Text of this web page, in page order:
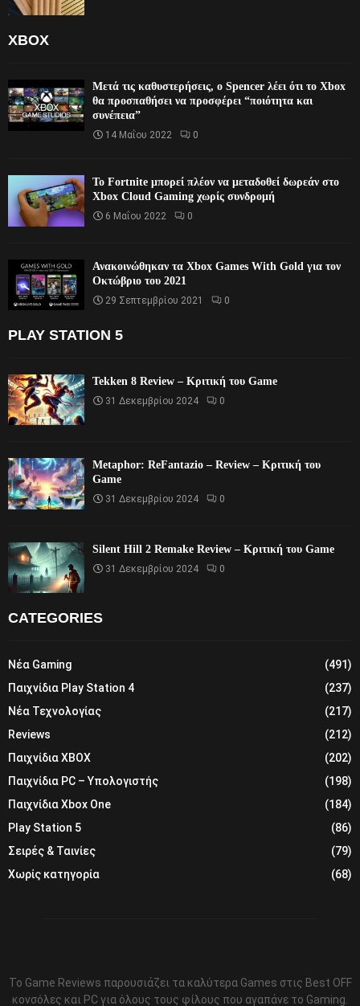
XBOX
Μετά τις καθυστερήσεις, ο Spencer λέει ότι το Xbox
θα προσπαθήσει να προσφέρει “ποιότητα και
συνέπεια”
14 Μαΐου 2022 0
Το Fortnite μπορεί πλέον να μεταδοθεί δωρεάν στο
Xbox Cloud Gaming χωρίς συνδρομή
6 Μαΐου 2022 0
Ανακοινώθηκαν τα Xbox Games With Gold για τον
Οκτώβριο του 2021
29 Σεπτεμβρίου 2021 0
PLAY STATION 5
Tekken 8 Review – Κριτική του Game
31 Δεκεμβρίου 2024 0
Metaphor: ReFantazio – Review – Κριτική του
Game
31 Δεκεμβρίου 2024 0
Silent Hill 2 Remake Review – Κριτική του Game
31 Δεκεμβρίου 2024 0
CATEGORIES
Νέα Gaming
(491)
Παιχνίδια Play Station 4
(237)
Νέα Τεχνολογίας
(217)
Reviews
(212)
Παιχνίδια XBOX
(202)
Παιχνίδια PC – Υπολογιστής
(198)
Παιχνίδια Xbox One
(184)
Play Station 5
(86)
Σειρές & Ταινίες
(79)
Χωρίς κατηγορία
(68)
Το Game Reviews παρουσιάζει τα καλύτερα Games στις Best OFF
κονσόλες και PC για όλους τους φίλους που αγαπάνε το Gaming.